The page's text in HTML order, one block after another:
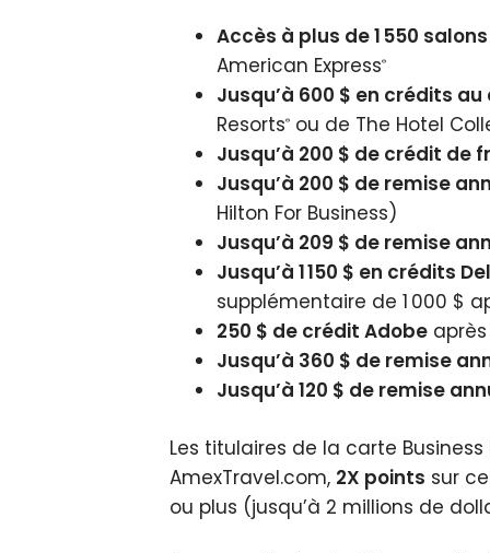
Accès à plus de 1 550
American Express®
Jusqu’à 600 $ en crédits
Resorts®ou de The Hotel
Jusqu’à 200 $ de crédit de
Jusqu’à 200 $ de remise
Hilton For Business)
Jusqu’à 209 $ de remise
Jusqu’à 1 150 $ en crédits
supplémentaire de 1 000 $
250 $ de crédit Adobeaprès
Jusqu’à 360 $ de remise
Jusqu’à 120 $ de remise
Les titulaires de la carte
AmexTravel.com, 2X points sur
ou plus (jusqu’à 2 millions de